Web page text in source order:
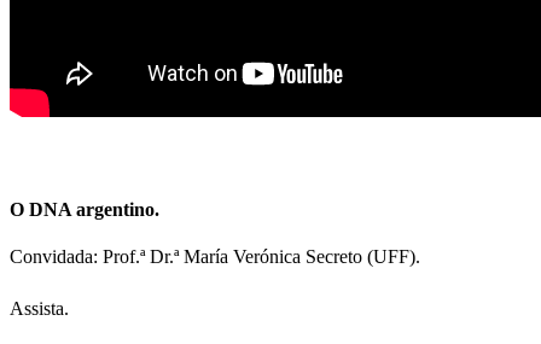
O DNA argentino.
Convidada: Prof.ª Dr.ª María Verónica Secreto (UFF).
Assista.